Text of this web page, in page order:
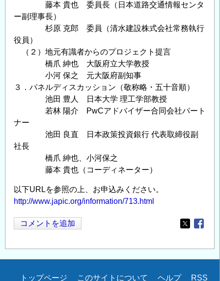
藤本 貴也 委員長（日本道路交通情報センタ
ー副理事長）
杉原 克郎 委員（清水建設株式会社常務執行
役員）
（２）地元有識者からのプロジェクト提言
橋爪 紳也 大阪府立大学教授
小河 保之 元大阪府副知事
３．パネルディスカッション（敬称略・五十音順）
池田 豊人 日本大学 理工学部教授
若林 陽介 PwCアドバイザー合同会社パート
ナー
池田 良直 日本政策投資銀行 代表取締役副
社長
橋爪 紳也、小河保之
藤本 貴也（コーディネーター）
以下URLを参照の上、お申込みください。
http://www.japic.org/information/713.html
コメントを追加
Opens in
Secondary
トップページ このサイトについて ヘルプ RSS